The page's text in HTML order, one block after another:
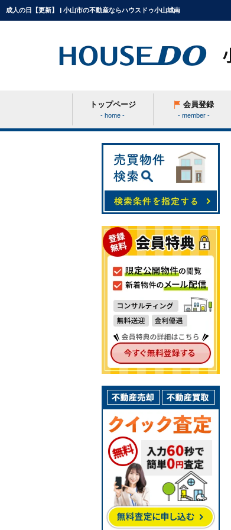
成人の日【更新】 | 小山市の不動産ならハウスドゥ小山城南
トップページ
- home -
会員登録
- member -
条件から探す
学区から探す
町名から探す